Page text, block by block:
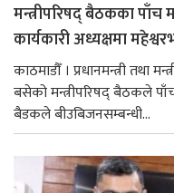
मन्त्रीपरिषद् बैठकका पाँच
कार्यकारी अध्यक्षमा
काठमाडौँ । प्रधानमन्त्री तथा
बसेको मन्त्रीपरिषद् बैठकले
बैडकले बीउबिजनसम्बन्धी...